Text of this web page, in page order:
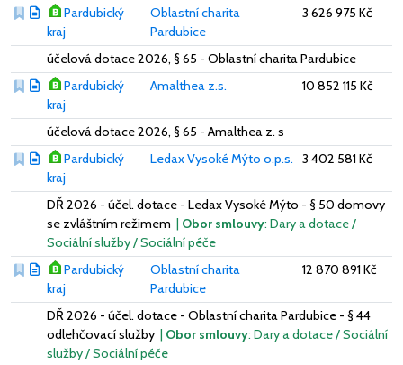
Pardubický
kraj
Oblastní charita
Pardubice
3 626 975 Kč
účelová dotace 2026, § 65 - Oblastní charita Pardubice
Pardubický
kraj
Amalthea z.s. 10 852 115 Kč
účelová dotace 2026, § 65 - Amalthea z. s
Pardubický
kraj
Ledax Vysoké Mýto o.p.s. 3 402 581 Kč
DŘ 2026 - účel. dotace - Ledax Vysoké Mýto - § 50 domovy
se zvláštním režimem | Obor smlouvy: Dary a dotace /
Sociální služby / Sociální péče
Pardubický
kraj
Oblastní charita
Pardubice
12 870 891 Kč
DŘ 2026 - účel. dotace - Oblastní charita Pardubice - § 44
odlehčovací služby | Obor smlouvy: Dary a dotace / Sociální
služby / Sociální péče